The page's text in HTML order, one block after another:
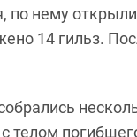
по нему
14 гильз.
телом